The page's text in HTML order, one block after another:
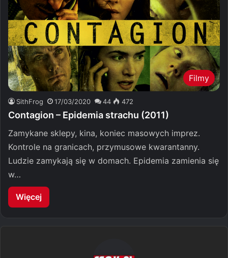
Filmy
SithFrog 17/03/2020 44 472
Contagion – Epidemia strachu (2011)
Zamykane sklepy, kina, koniec masowych imprez.
Kontrole na granicach, przymusowe kwarantanny.
Ludzie zamykają się w domach. Epidemia zamienia się
w…
Więcej